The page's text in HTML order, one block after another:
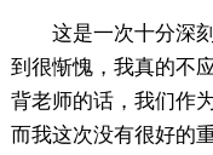
这是一次十分深
到很惭愧，我真的不
背老师的话，我们作
而我这次没有很好的